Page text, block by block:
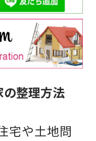
整理方法
宅や土地問